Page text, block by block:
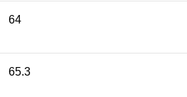
64
65.3